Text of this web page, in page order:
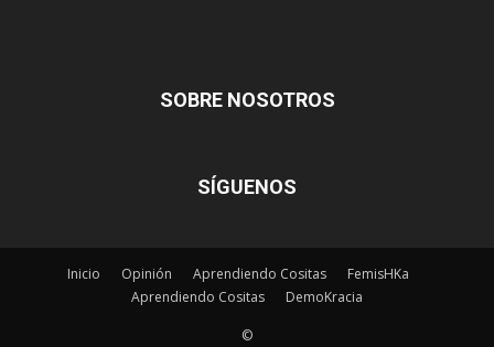
SOBRE NOSOTROS
SÍGUENOS
Inicio Opinión Aprendiendo Cositas
FemisHKa
Aprendiendo Cositas
DemoKracia
©